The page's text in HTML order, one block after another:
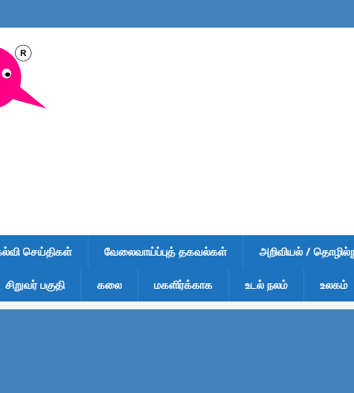
செய்திகள் வேலைவாய்ப்புத் தகவல்கள் அறிவியல் /
சிறுவர் பகுதி கலை மகளிர்க்காக உடல் நலம் உலகம்